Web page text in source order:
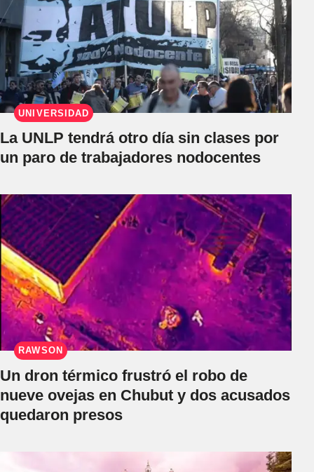
UNIVERSIDAD
La UNLP tendrá otro día sin clases por
un paro de trabajadores nodocentes
RAWSON
Un dron térmico frustró el robo de
nueve ovejas en Chubut y dos acusados
quedaron presos